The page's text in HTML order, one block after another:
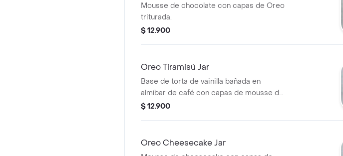
Mousse de chocolate con capas de Oreo
triturada.
$ 12.900
Oreo Tiramisú Jar
Base de torta de vainilla bañada en
almíbar de café con capas de mousse de
tiramisú y Oreo.
$ 12.900
Oreo Cheesecake Jar